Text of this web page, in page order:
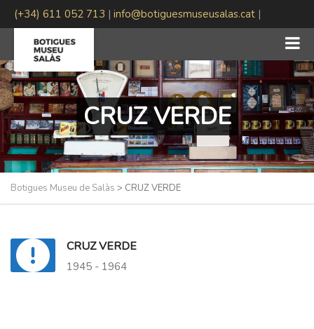
(+34) 611 052 713 | info@botiguesmuseusalas.cat |
#BotiguesMuseuSalas
CRUZ VERDE
Botigues Museu de Salàs > CRUZ VERDE
CRUZ VERDE
1945 - 1964